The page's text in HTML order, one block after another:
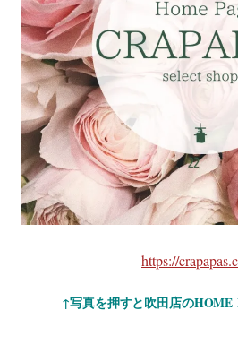
https://
↑写真を押すと吹田店のHOME